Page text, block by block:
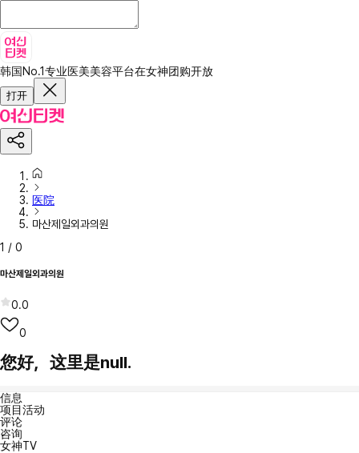
韩国No.1专业医美美容平台在女神团购开放
打开
医院
마산제일외과의원
1 / 0
마산제일외과의원
0.0
0
您好，这里是null.
信息
项目活动
评论
咨询
女神TV